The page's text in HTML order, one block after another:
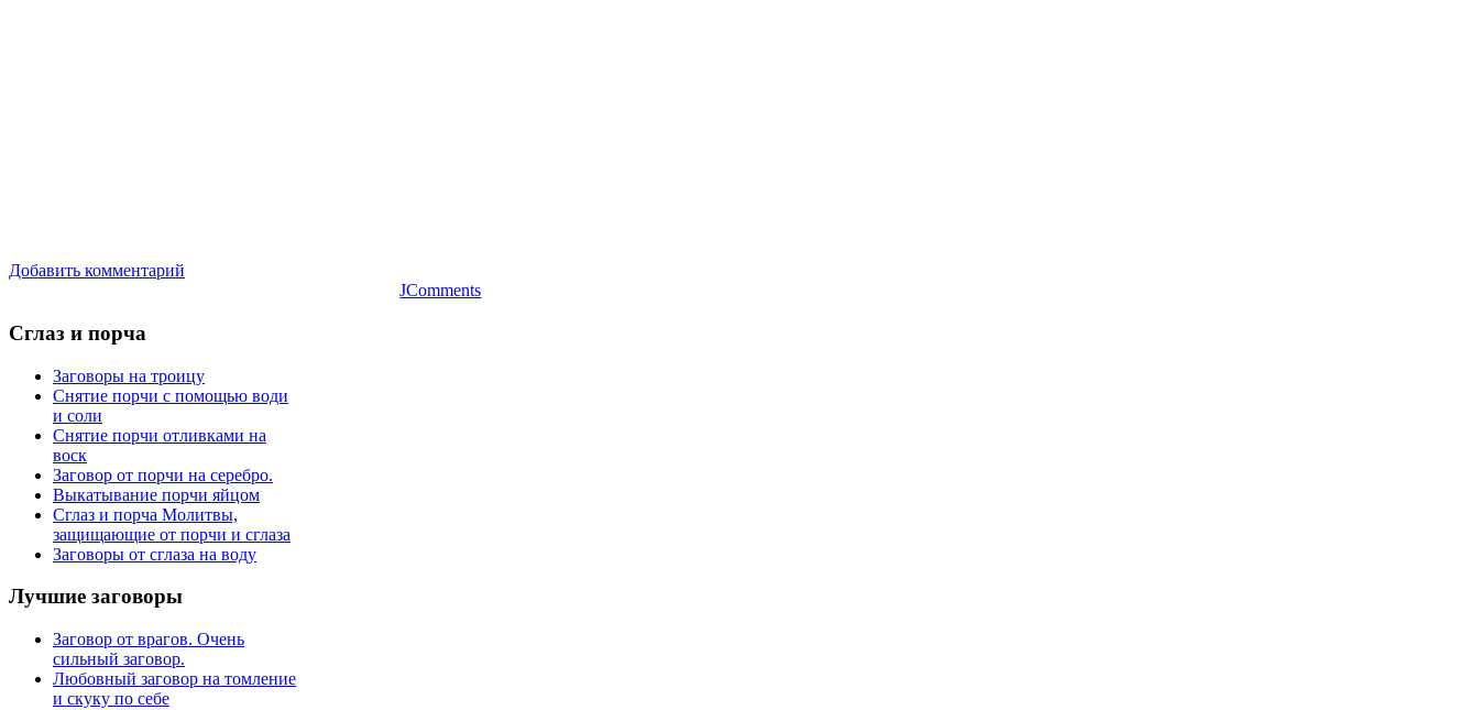
Добавить комментарий
JComments
Сглаз и порча
Заговоры на троицу
Снятие порчи с помощью води
и соли
Снятие порчи отливками на
воск
Заговор от порчи на серебро.
Выкатывание порчи яйцом
Сглаз и порча Молитвы,
защищающие от порчи и сглаза
Заговоры от сглаза на воду
Лучшие заговоры
Заговор от врагов. Очень
сильный заговор.
Любовный заговор на томление
и скуку по себе